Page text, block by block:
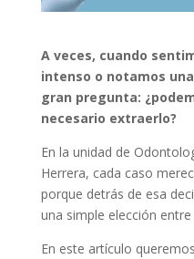
A veces, cuando
intenso o notamos
gran pregunta:
necesario extraerlo?
En la unidad de
Herrera, cada caso
porque detrás de esa
una simple elección
En este artículo